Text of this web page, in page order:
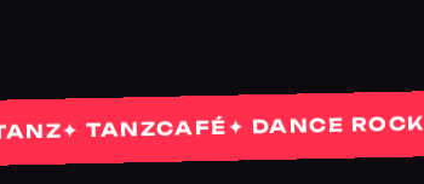
TANZCAFÉ✦ DANCE ROCKETS✦